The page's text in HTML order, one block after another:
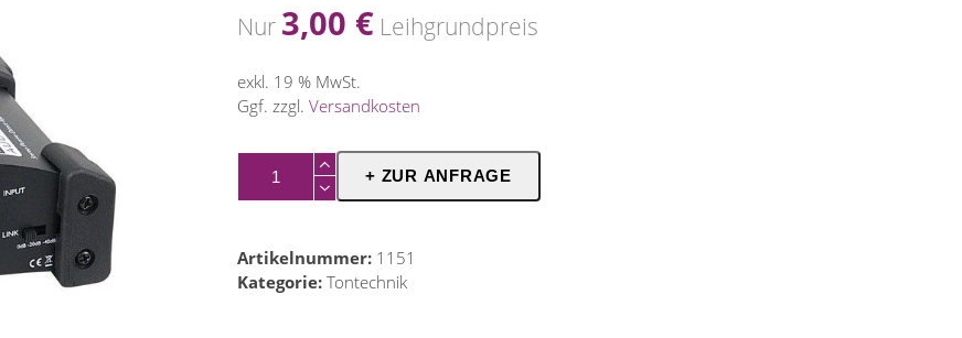
Nur 3,00 € Leihgrundpreis
exkl. 19 % MwSt.
Ggf. zzgl. Versandkosten
Menge
+ ZUR ANFRAGE
Artikelnummer: 1151
Kategorie: Tontechnik